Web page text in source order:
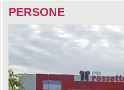
PERSONE